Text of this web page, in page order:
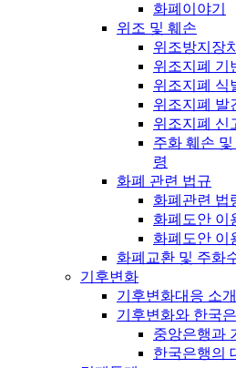
화폐이야기
위조 및 훼손
위조방지장치
위조지폐 기
위조지폐 식
위조지폐 발
위조지폐 신
주화 훼손
령
화폐 관련 법규
화폐관련 법
화폐도안 이
화폐도안 이
화폐교환 및 주화
기후변화
기후변화대응 소개
기후변화와 한국
중앙은행과
한국은행의